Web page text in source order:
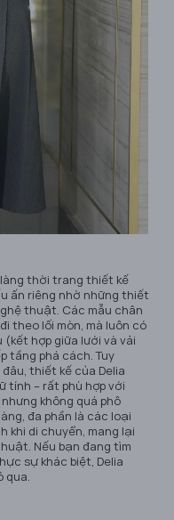
thời trang thiết kế
ấn riêng nhờ những thiết
thuật. Các mẫu chân
theo lối mòn, mà luôn có
(kết hợp giữa lưới và vải
tầng phá cách. Tuy
thiết kế của Delia
tính – rất phù hợp với
không quá phô
đa phần là các loại
khi di chuyển, mang lại
Nếu bạn đang tìm
sự khác biệt, Delia
qua.